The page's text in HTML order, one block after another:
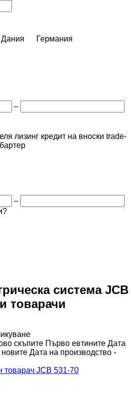
Дания
Германия
–
лизинг кредит на вноски trade-
бартер
–
система JCB
товарачи
скъпите Първо евтините Дата
Дата на производство -